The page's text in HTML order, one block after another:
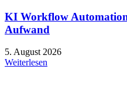
KI Workflow
Aufwand
5. August 2026
Weiterlesen